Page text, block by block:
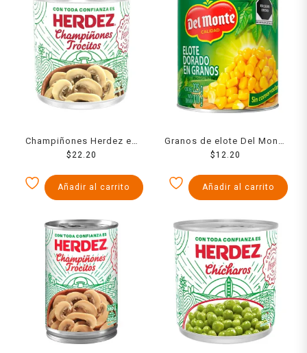
Champiñones Herdez en
trozos 186 g
$ 22.20
Añadir al carrito
Granos de elote Del Monte
dorados 225 g
$12.20
Añadir al carrito